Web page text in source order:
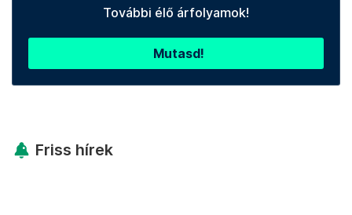
További élő árfolyamok!
Mutasd!
Friss hírek